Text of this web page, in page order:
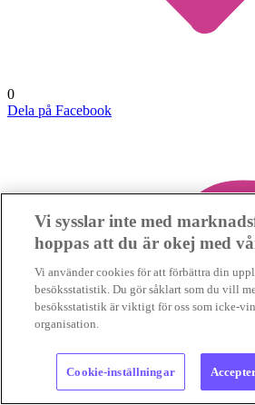
0
Dela på Facebook
Vi sysslar inte med
hoppas att du är okej med
Vi använder cookies för att förbättra din
besöksstatistik. Du gör såklart som du vill
besöksstatistik är viktigt för oss som icke-
organisation.
Cookie-inställningar